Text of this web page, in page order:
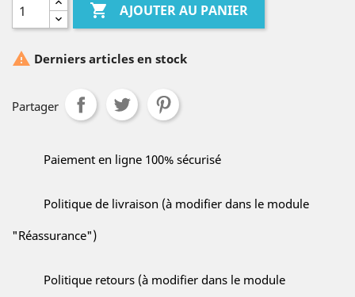
 AJOUTER AU PANIER
 Derniers articles en stock
Partager
Paiement en ligne 100% sécurisé
Politique de livraison (à modifier dans le module
"Réassurance")
Politique retours (à modifier dans le module